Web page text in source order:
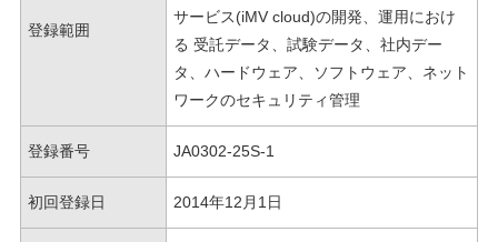
登録範囲
サービス(iMV cloud)の開発、運用におけ
る 受託データ、試験データ、社内デー
タ、ハードウェア、ソフトウェア、ネット
ワークのセキュリティ管理
登録番号 JA0302-25S-1
初回登録日 2014年12月1日